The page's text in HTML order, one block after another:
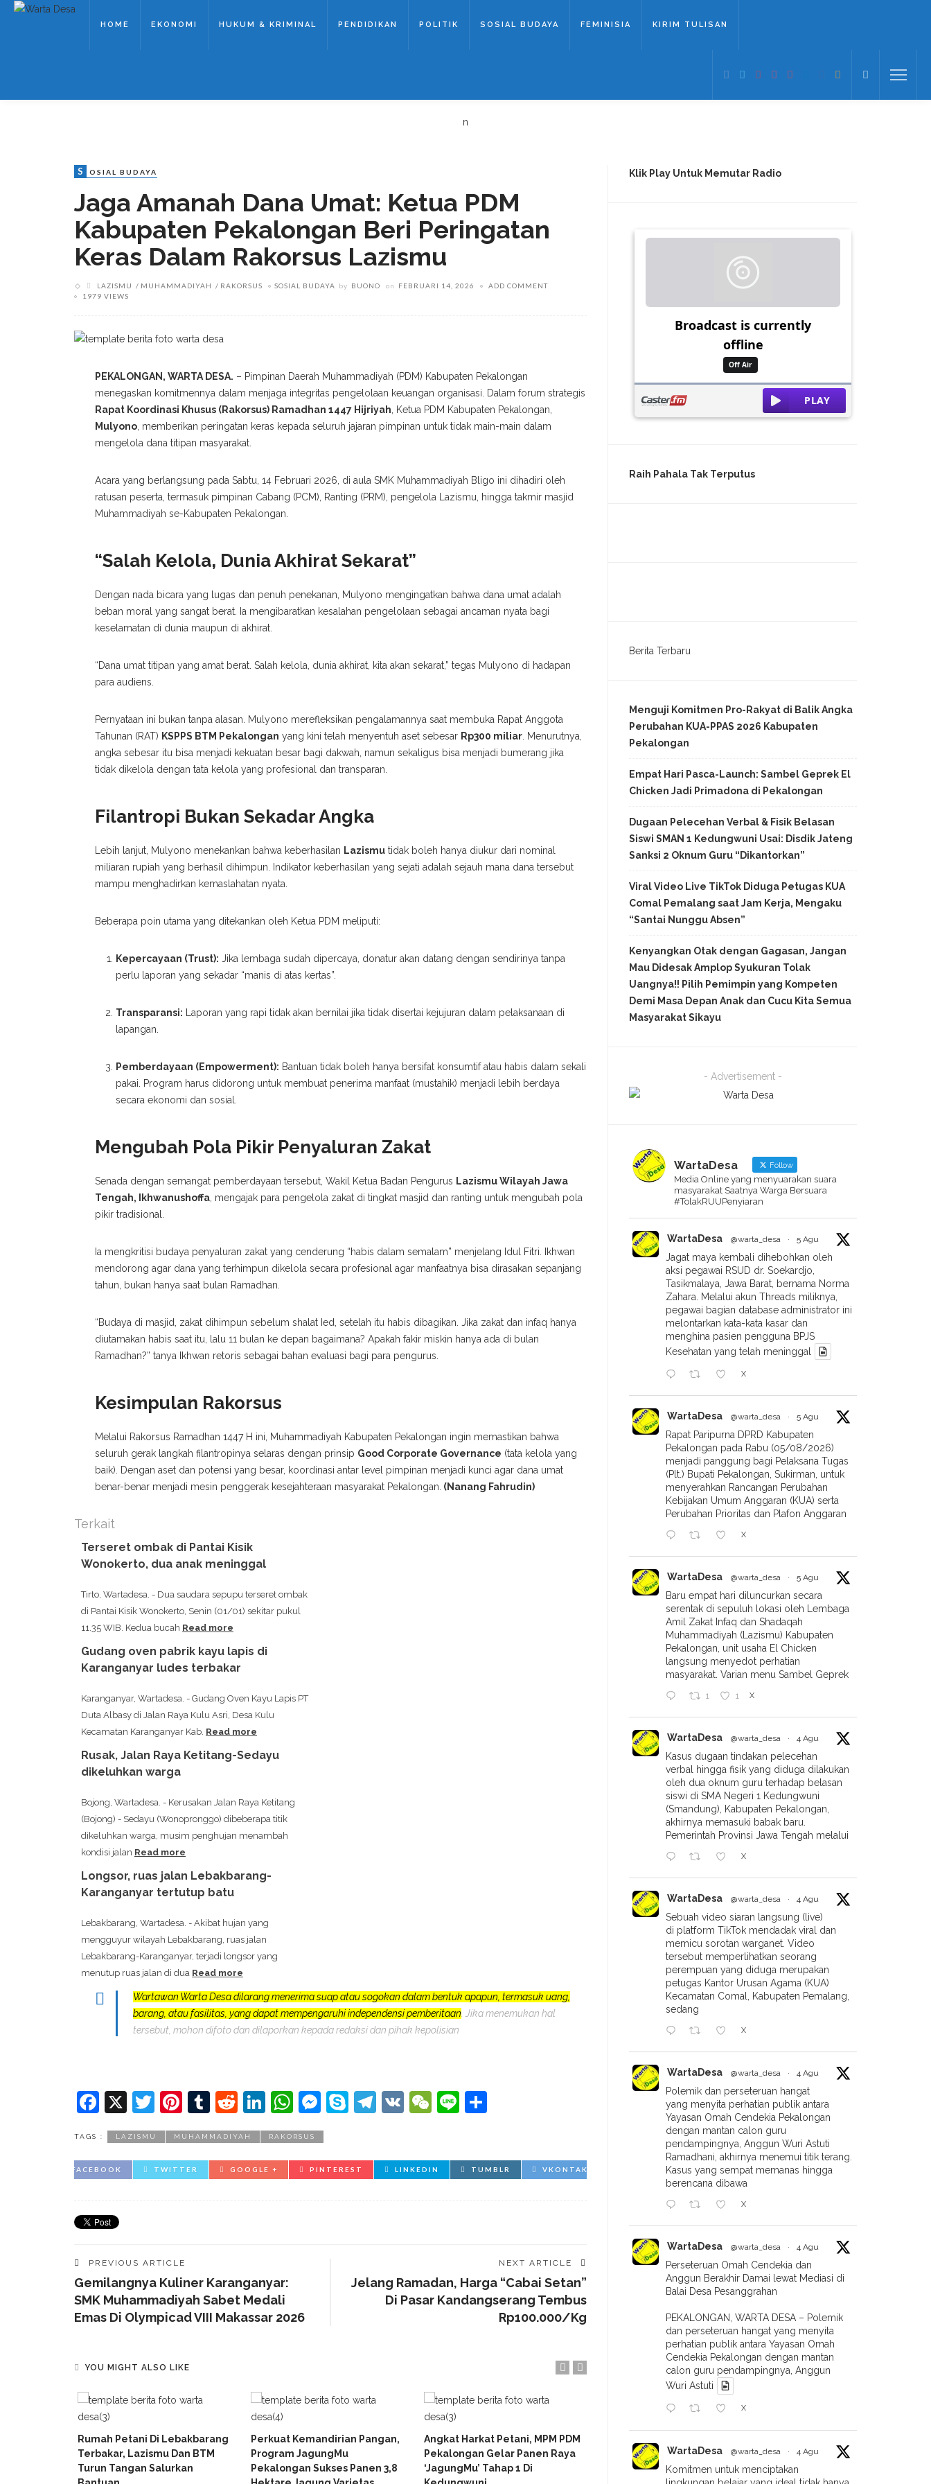
HOME EKONOMI HUKUM & KRIMINAL PENDIDIKAN POLITIK SOSIAL BUDAYA FEMINISIA KIRIM TULISAN
n
S OSIAL BUDAYA
Jaga Amanah Dana Umat: Ketua PDM
Kabupaten Pekalongan Beri Peringatan
Keras Dalam Rakorsus Lazismu
LAZISMU MUHAMMADIYAH RAKORSUS SOSIAL BUDAYA by BUONO on FEBRUARI 14, 2026
ADD COMMENT
1979 VIEWS
PEKALONGAN, WARTA DESA. – Pimpinan Daerah Muhammadiyah (PDM) Kabupaten Pekalongan
menegaskan komitmennya dalam menjaga integritas pengelolaan keuangan organisasi. Dalam forum strategis
Rapat Koordinasi Khusus (Rakorsus) Ramadhan 1447 Hijriyah, Ketua PDM Kabupaten Pekalongan,
Mulyono, memberikan peringatan keras kepada seluruh jajaran pimpinan untuk tidak main-main dalam
mengelola dana titipan masyarakat.
Acara yang berlangsung pada Sabtu, 14 Februari 2026, di aula SMK Muhammadiyah Bligo ini dihadiri oleh
ratusan peserta, termasuk pimpinan Cabang (PCM), Ranting (PRM), pengelola Lazismu, hingga takmir masjid
Muhammadiyah se-Kabupaten Pekalongan.
“Salah Kelola, Dunia Akhirat Sekarat”
Dengan nada bicara yang lugas dan penuh penekanan, Mulyono mengingatkan bahwa dana umat adalah
beban moral yang sangat berat. Ia mengibaratkan kesalahan pengelolaan sebagai ancaman nyata bagi
keselamatan di dunia maupun di akhirat.
“Dana umat titipan yang amat berat. Salah kelola, dunia akhirat, kita akan sekarat,” tegas Mulyono di hadapan
para audiens.
Pernyataan ini bukan tanpa alasan. Mulyono merefleksikan pengalamannya saat membuka Rapat Anggota
Tahunan (RAT) KSPPS BTM Pekalongan yang kini telah menyentuh aset sebesar Rp300 miliar. Menurutnya,
angka sebesar itu bisa menjadi kekuatan besar bagi dakwah, namun sekaligus bisa menjadi bumerang jika
tidak dikelola dengan tata kelola yang profesional dan transparan.
Filantropi Bukan Sekadar Angka
Lebih lanjut, Mulyono menekankan bahwa keberhasilan Lazismu tidak boleh hanya diukur dari nominal
miliaran rupiah yang berhasil dihimpun. Indikator keberhasilan yang sejati adalah sejauh mana dana tersebut
mampu menghadirkan kemaslahatan nyata.
Beberapa poin utama yang ditekankan oleh Ketua PDM meliputi:
Kepercayaan (Trust): Jika lembaga sudah dipercaya, donatur akan datang dengan sendirinya tanpa
perlu laporan yang sekadar “manis di atas kertas”.
Transparansi: Laporan yang rapi tidak akan bernilai jika tidak disertai kejujuran dalam pelaksanaan di
lapangan.
Pemberdayaan (Empowerment): Bantuan tidak boleh hanya bersifat konsumtif atau habis dalam sekali
pakai. Program harus didorong untuk membuat penerima manfaat (mustahik) menjadi lebih berdaya
secara ekonomi dan sosial.
Mengubah Pola Pikir Penyaluran Zakat
Senada dengan semangat pemberdayaan tersebut, Wakil Ketua Badan Pengurus Lazismu Wilayah Jawa
Tengah, Ikhwanushoffa, mengajak para pengelola zakat di tingkat masjid dan ranting untuk mengubah pola
pikir tradisional.
Ia mengkritisi budaya penyaluran zakat yang cenderung “habis dalam semalam” menjelang Idul Fitri. Ikhwan
mendorong agar dana yang terhimpun dikelola secara profesional agar manfaatnya bisa dirasakan sepanjang
tahun, bukan hanya saat bulan Ramadhan.
“Budaya di masjid, zakat dihimpun sebelum shalat Ied, setelah itu habis dibagikan. Jika zakat dan infaq hanya
diutamakan habis saat itu, lalu 11 bulan ke depan bagaimana? Apakah fakir miskin hanya ada di bulan
Ramadhan?” tanya Ikhwan retoris sebagai bahan evaluasi bagi para pengurus.
Kesimpulan Rakorsus
Melalui Rakorsus Ramadhan 1447 H ini, Muhammadiyah Kabupaten Pekalongan ingin memastikan bahwa
seluruh gerak langkah filantropinya selaras dengan prinsip Good Corporate Governance (tata kelola yang
baik). Dengan aset dan potensi yang besar, koordinasi antar level pimpinan menjadi kunci agar dana umat
benar-benar menjadi mesin penggerak kesejahteraan masyarakat Pekalongan. (Nanang Fahrudin)
Terkait
Terseret ombak di Pantai Kisik
Wonokerto, dua anak meninggal
Tirto, Wartadesa. - Dua saudara sepupu terseret ombak
di Pantai Kisik Wonokerto, Senin (01/01) sekitar pukul
11.35 WIB. Kedua bucah Read more
Gudang oven pabrik kayu lapis di
Karanganyar ludes terbakar
Karanganyar, Wartadesa. - Gudang Oven Kayu Lapis PT
Duta Albasy di Jalan Raya Kulu Asri, Desa Kulu
Kecamatan Karanganyar Kab. Read more
Rusak, Jalan Raya Ketitang-Sedayu
dikeluhkan warga
Bojong, Wartadesa. - Kerusakan Jalan Raya Ketitang
(Bojong) - Sedayu (Wonopronggo) dibeberapa titik
dikeluhkan warga, musim penghujan menambah
kondisi jalan Read more
Longsor, ruas jalan Lebakbarang-
Karanganyar tertutup batu
Lebakbarang, Wartadesa. - Akibat hujan yang
mengguyur wilayah Lebakbarang, ruas jalan
Lebakbarang-Karanganyar, terjadi longsor yang
menutup ruas jalan di dua Read more
Wartawan Warta Desa dilarang menerima suap atau sogokan dalam bentuk apapun, termasuk uang,
barang, atau fasilitas, yang dapat mempengaruhi independensi pemberitaan. Jika menemukan hal
tersebut, mohon difoto dan dilaporkan kepada redaksi dan pihak kepolisian
Facebook
X Twitter
Pinterest
Tumblr
Reddit
LinkedIn
WhatsApp
Messenger
Skype
Telegram
VK WeChat
Line
TAGS : LAZISMU MUHAMMADIYAH RAKORSUS
FACEBOOK TWITTER GOOGLE + PINTEREST LINKEDIN TUMBLR VKONTAKTE
PREVIOUS ARTICLE
Gemilangnya Kuliner Karanganyar:
SMK Muhammadiyah Sabet Medali
Emas Di Olympicad VIII Makassar 2026
NEXT ARTICLE
Jelang Ramadan, Harga “Cabai Setan”
Di Pasar Kandangserang Tembus
Rp100.000/Kg
YOU MIGHT ALSO LIKE
Rumah Petani Di Lebakbarang
Terbakar, Lazismu Dan BTM
Turun Tangan Salurkan
Perkuat Kemandirian Pangan,
Program JagungMu
Pekalongan Sukses Panen 3,8
Angkat Harkat Petani, MPM PDM
Pekalongan Gelar Panen Raya
‘jagungMu’ Tahap 1 Di
Pekalongan Canangkan 4
Program Unggulan
Sekolah Kader Sebagai
‘Investasi Peradaban’
Klik Play Untuk Memutar Radio
Raih Pahala Tak Terputus
Berita Terbaru
Menguji Komitmen Pro-Rakyat di Balik Angka
Perubahan KUA-PPAS 2026 Kabupaten
Pekalongan
Empat Hari Pasca-Launch: Sambel Geprek El
Chicken Jadi Primadona di Pekalongan
Dugaan Pelecehan Verbal & Fisik Belasan
Siswi SMAN 1 Kedungwuni Usai: Disdik Jateng
Sanksi 2 Oknum Guru “Dikantorkan”
Viral Video Live TikTok Diduga Petugas KUA
Comal Pemalang saat Jam Kerja, Mengaku
“Santai Nunggu Absen”
Kenyangkan Otak dengan Gagasan, Jangan
Mau Didesak Amplop Syukuran Tolak
Uangnya!! Pilih Pemimpin yang Kompeten
Demi Masa Depan Anak dan Cucu Kita Semua
Masyarakat Sikayu
- Advertisement -
WartaDesa Follow
Media Online yang menyuarakan suara
masyarakat Saatnya Warga Bersuara
#TolakRUUPenyiaran
WartaDesa @warta_desa · 5 Agu
Jagat maya kembali dihebohkan oleh
aksi pegawai RSUD dr. Soekardjo,
Tasikmalaya, Jawa Barat, bernama Norma
Zahara. Melalui akun Threads miliknya,
pegawai bagian database administrator ini
melontarkan kata-kata kasar dan
menghina pasien pengguna BPJS
Kesehatan yang telah meninggal
X
WartaDesa @warta_desa · 5 Agu
Rapat Paripurna DPRD Kabupaten
Pekalongan pada Rabu (05/08/2026)
menjadi panggung bagi Pelaksana Tugas
(Plt.) Bupati Pekalongan, Sukirman, untuk
menyerahkan Rancangan Perubahan
Kebijakan Umum Anggaran (KUA) serta
Perubahan Prioritas dan Plafon Anggaran
X
WartaDesa @warta_desa · 5 Agu
Baru empat hari diluncurkan secara
serentak di sepuluh lokasi oleh Lembaga
Amil Zakat Infaq dan Shadaqah
Muhammadiyah (Lazismu) Kabupaten
Pekalongan, unit usaha El Chicken
langsung menyedot perhatian
masyarakat. Varian menu Sambel Geprek
1 1 X
WartaDesa @warta_desa · 4 Agu
Kasus dugaan tindakan pelecehan
verbal hingga fisik yang diduga dilakukan
oleh dua oknum guru terhadap belasan
siswi di SMA Negeri 1 Kedungwuni
(Smandung), Kabupaten Pekalongan,
akhirnya memasuki babak baru.
Pemerintah Provinsi Jawa Tengah melalui
X
WartaDesa @warta_desa · 4 Agu
Sebuah video siaran langsung (live)
di platform TikTok mendadak viral dan
memicu sorotan warganet. Video
tersebut memperlihatkan seorang
perempuan yang diduga merupakan
petugas Kantor Urusan Agama (KUA)
Kecamatan Comal, Kabupaten Pemalang,
sedang
X
WartaDesa @warta_desa · 4 Agu
Polemik dan perseteruan hangat
yang menyita perhatian publik antara
Yayasan Omah Cendekia Pekalongan
dengan mantan calon guru
pendampingnya, Anggun Wuri Astuti
Ramadhani, akhirnya menemui titik terang.
Kasus yang sempat memanas hingga
berencana dibawa
X
WartaDesa @warta_desa · 4 Agu
Perseteruan Omah Cendekia dan
Anggun Berakhir Damai lewat Mediasi di
Balai Desa Pesanggrahan
PEKALONGAN, WARTA DESA – Polemik
dan perseteruan hangat yang menyita
perhatian publik antara Yayasan Omah
Cendekia Pekalongan dengan mantan
calon guru pendampingnya, Anggun
Wuri Astuti
X
WartaDesa @warta_desa · 4 Agu
Komitmen untuk menciptakan